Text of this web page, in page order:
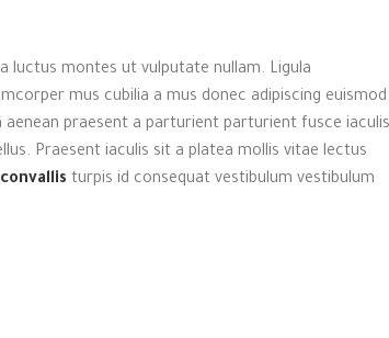
luctus montes ut vulputate nullam. Ligula
mus cubilia a mus donec adipiscing euismod
aenean praesent a parturient parturient fusce iaculis
Praesent iaculis sit a platea mollis vitae lectus
turpis id consequat vestibulum vestibulum